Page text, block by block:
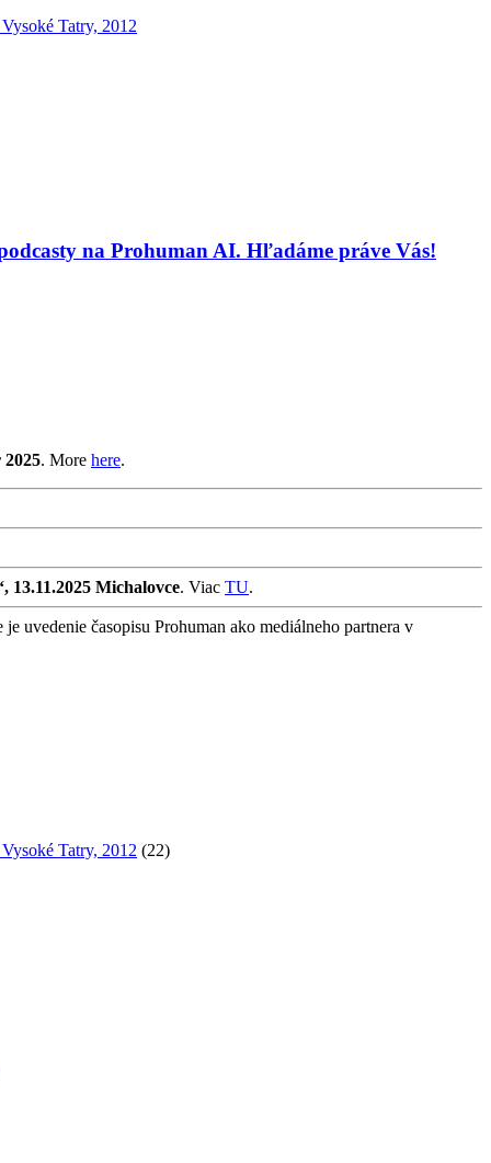
Tatry, 2012
na Prohuman AI. Hľadáme práve Vás!
. More here.
13.11.2025 Michalovce. Viac TU.
uvedenie časopisu Prohuman ako mediálneho partnera v
Tatry, 2012 (22)